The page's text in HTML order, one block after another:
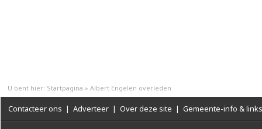
U bent hier: Startpagina » Albert Engelen overleden
Contacteer ons | Adverteer | Over deze site | Gemeente-info & links